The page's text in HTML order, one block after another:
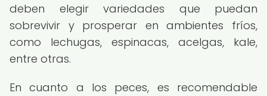
deben elegir variedades que puedan
sobrevivir y prosperar en ambientes fríos,
como lechugas, espinacas, acelgas, kale,
entre otras.
En cuanto a los peces, es recomendable